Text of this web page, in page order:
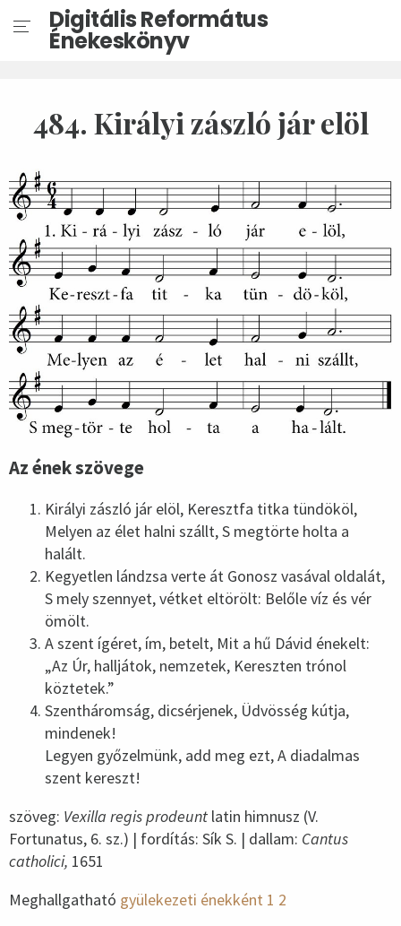
Digitális Református
Énekeskönyv
484. Királyi zászló jár elöl
Az ének szövege
Királyi zászló jár elöl, Keresztfa titka tündököl,
Melyen az élet halni szállt, S megtörte holta a
halált.
Kegyetlen lándzsa verte át Gonosz vasával oldalát,
S mely szennyet, vétket eltörölt: Belőle víz és vér
ömölt.
A szent ígéret, ím, betelt, Mit a hű Dávid énekelt:
„Az Úr, halljátok, nemzetek, Kereszten trónol
köztetek.”
Szentháromság, dicsérjenek, Üdvösség kútja,
mindenek!
Legyen győzelmünk, add meg ezt, A diadalmas
szent kereszt!
szöveg: Vexilla regis prodeunt latin himnusz (V.
Fortunatus, 6. sz.) | fordítás: Sík S. | dallam: Cantus
catholici, 1651
Meghallgatható gyülekezeti énekként 1 2